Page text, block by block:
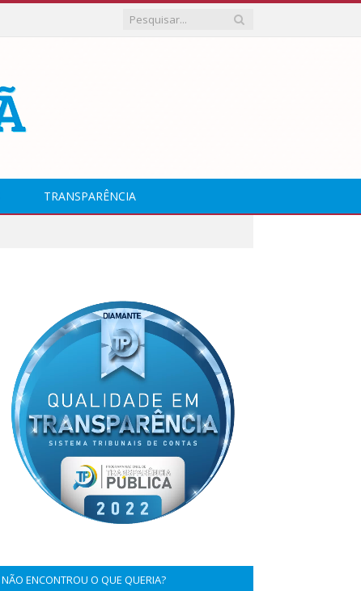
TRANSPARÊNCIA
NÃO ENCONTROU O QUE QUERIA?